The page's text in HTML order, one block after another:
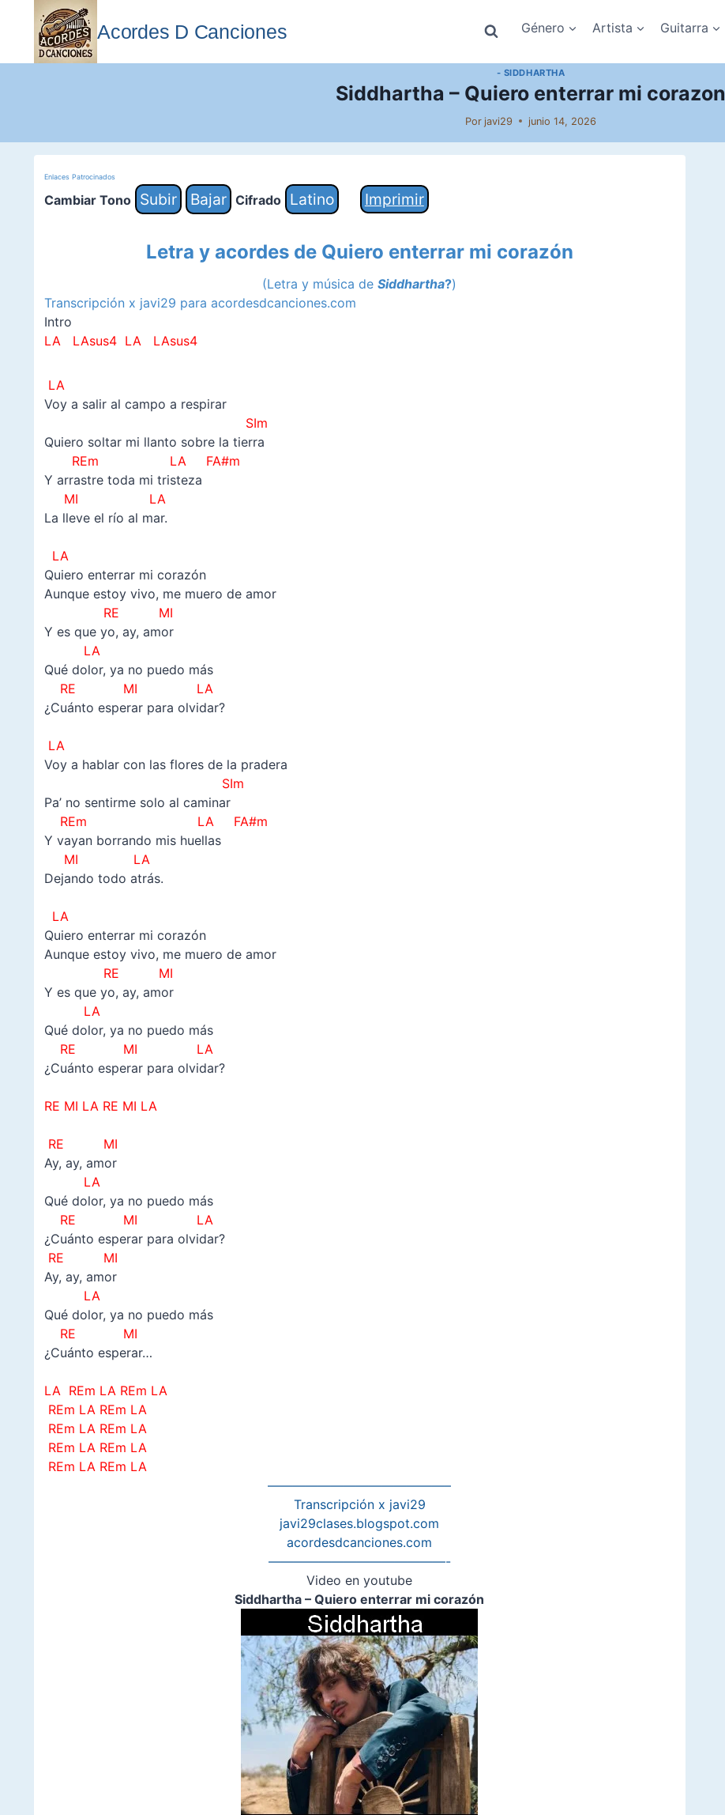
contenido
Acordes D Canciones Género Artista Guitarra
- SIDDHARTHA
Siddhartha – Quiero enterrar mi corazon
Por javi29 junio 14, 2026
Enlaces Patrocinados
Cambiar Tono Subir Bajar Cifrado Latino Imprimir
Letra y acordes de Quiero enterrar mi corazón
(Letra y música deSiddhartha?)
Transcripción x javi29 para acordesdcanciones.com
Intro
LA LAsus4 LA LAsus4
LA
Voy a salir al campo a respirar
SIm
Quiero soltar mi llanto sobre la tierra
REm LA FA#m
Y arrastre toda mi tristeza
MI LA
La lleve el río al mar.
LA
Quiero enterrar mi corazón
Aunque estoy vivo, me muero de amor
RE MI
Y es que yo, ay, amor
LA
Qué dolor, ya no puedo más
RE MI LA
¿Cuánto esperar para olvidar?
LA
Voy a hablar con las flores de la pradera
SIm
Pa’ no sentirme solo al caminar
REm LA FA#m
Y vayan borrando mis huellas
MI LA
Dejando todo atrás.
LA
Quiero enterrar mi corazón
Aunque estoy vivo, me muero de amor
RE MI
Y es que yo, ay, amor
LA
Qué dolor, ya no puedo más
RE MI LA
¿Cuánto esperar para olvidar?
RE MI LA RE MI LA
RE MI
Ay, ay, amor
LA
Qué dolor, ya no puedo más
RE MI LA
¿Cuánto esperar para olvidar?
RE MI
Ay, ay, amor
LA
Qué dolor, ya no puedo más
RE MI
¿Cuánto esperar…
LA REm LA REm LA
REm LA REm LA
REm LA REm LA
REm LA REm LA
REm LA REm LA
——————————————–
Transcripción x javi29
javi29clases.blogspot.com
acordesdcanciones.com
——————————————-
Video en youtube
Siddhartha – Quiero enterrar mi corazón